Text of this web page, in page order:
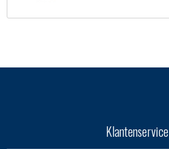
Klantenservice